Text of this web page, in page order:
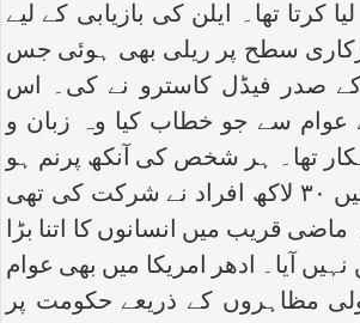
تھا۔ ایلن کی بازیابی کے لیے
سطح پر ریلی بھی ہوئی جس
کے صدر فیڈل کاسترو نے کی۔ اس
عوام سے جو خطاب کیا وہ زبان و
تھا۔ ہر شخص کی آنکھ پرنم ہو
گئی۔ اس ریلی میں ۳۰ لاکھ افراد نے شرکت کی تھی
ماضی قریب میں انسانوں کا اتنا بڑا
نہیں آیا۔ ادھر امریکا میں بھی عوام
مظاہروں کے ذریعے حکومت پر